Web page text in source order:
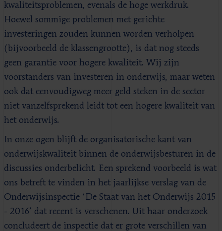
kwaliteitsproblemen, evenals de hoge werkdruk.
Hoewel sommige problemen met gerichte
investeringen zouden kunnen worden verholpen
(bijvoorbeeld de klassengrootte), is dat nog steeds
geen garantie voor hogere kwaliteit. Wij zijn
voorstanders van investeren in onderwijs, maar weten
ook dat eenvoudigweg meer geld steken in de sector
niet vanzelfsprekend leidt tot een hogere kwaliteit van
het onderwijs.
In onze ogen blijft de organisatorische kant van
onderwijskwaliteit binnen de onderwijsbesturen in de
discussies onderbelicht. Een sprekend voorbeeld is wat
ons betreft te vinden in het jaarlijkse verslag van de
Onderwijsinspectie ‘De Staat van het Onderwijs 2015
- 2016’ dat recent is verschenen. Uit haar onderzoek
concludeert de inspectie dat er grote verschillen van